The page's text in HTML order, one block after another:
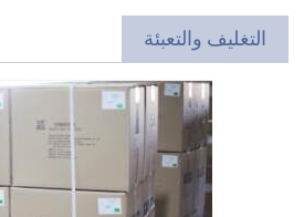
التغليف والتعبئة